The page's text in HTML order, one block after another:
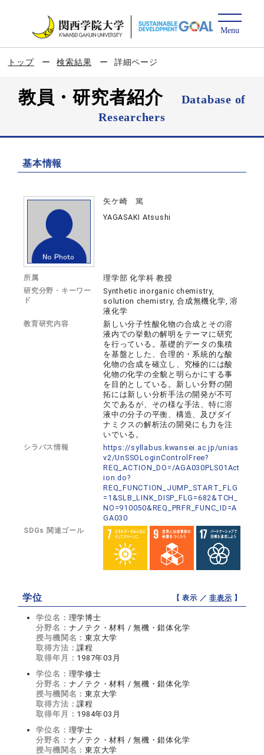
トップ 検索結果 詳細ページ
教員・研究者紹介
Database of
Researchers
基本情報
矢ケ崎 篤
YAGASAKI Atsushi
所属 理学部 化学科 教授
研究分野・キーワー
ド
Synthetic inorganic chemistry,
solution chemistry, 合成無機化学, 溶
液化学
教育研究内容
新しい分子性酸化物の合成とその溶
液内での挙動の解明をテーマに研究
を行っている。基礎的データの集積
を基盤とした、合理的・系統的な酸
化物の合成を確立し、究極的には酸
化物の化学の全貌と明らかにする事
を目的としている。新しい分野の開
拓には新しい分析手法の開発が不可
欠であるが、その様な手法、特に溶
液中の分子の平衡、構造、及びダイ
ナミクスの解析法の開発にも力を注
いでいる。
シラバス情報
https://syllabus.kwansei.ac.jp/unias
v2/UnSSOLoginControlFree?
REQ_ACTION_DO=/AGA030PLS01Act
ion.do?
REQ_FUNCTION_JUMP_START_FLG
=1&SLB_LINK_DISP_FLG=682&TCH_
NO=910050&REQ_PRFR_FUNC_ID=A
GA030
SDGs 関連ゴール
学位 【 表示 ／非表示 】
学位名： 理学博士
分野名： ナノテク・材料 / 無機・錯体化学
授与機関名：東京大学
取得方法：課程
取得年月： 1987年03月
学位名： 理学修士
分野名： ナノテク・材料 / 無機・錯体化学
授与機関名：東京大学
取得方法：課程
取得年月： 1984年03月
学位名： 理学士
分野名： ナノテク・材料 / 無機・錯体化学
授与機関名：東京大学